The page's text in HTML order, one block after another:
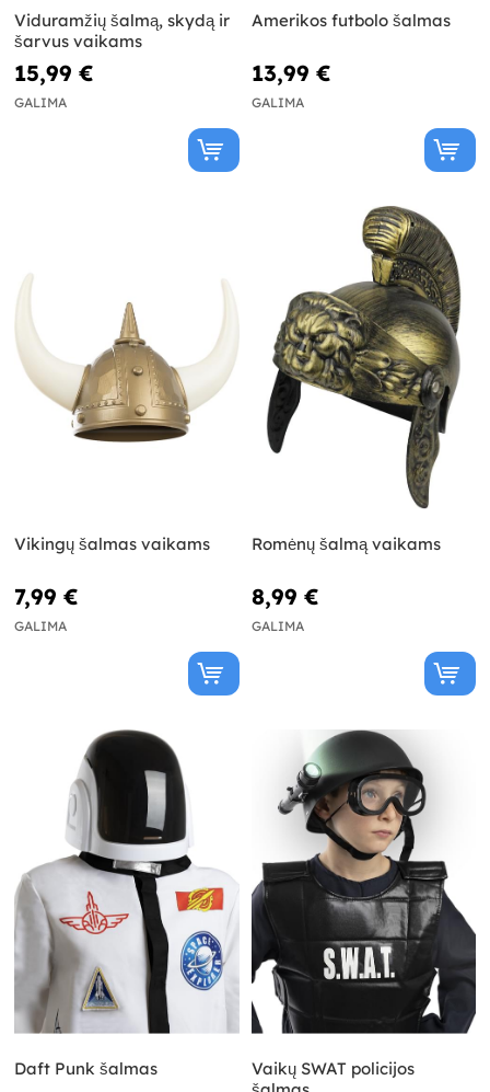
Viduramžių šalmą, skydą ir
šarvus vaikams
15,99 €
GALIMA
Amerikos futbolo šalmas
13,99 €
GALIMA
Vikingų šalmas vaikams
7,99 €
GALIMA
Romėnų šalmą vaikams
8,99 €
GALIMA
Daft Punk šalmas
Vaikų SWAT policijos